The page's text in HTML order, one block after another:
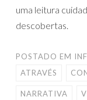
uma leitura
descobertas.
POSTADO EM
ATRAVÉS
NARRATIVA